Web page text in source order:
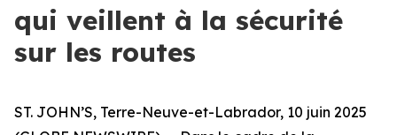
qui veillent à la sécurité
sur les routes
ST. JOHN’S, Terre-Neuve-et-Labrador, 10 juin 2025